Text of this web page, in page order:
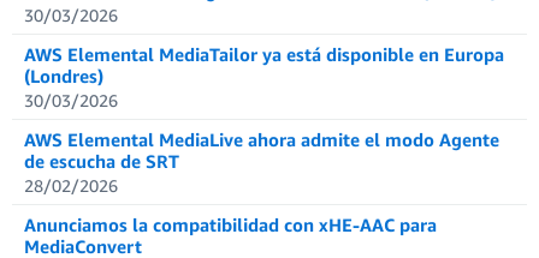
30/03/2026
AWS Elemental MediaTailor ya está disponible en Europa
(Londres)
30/03/2026
AWS Elemental MediaLive ahora admite el modo Agente
de escucha de SRT
28/02/2026
Anunciamos la compatibilidad con xHE-AAC para
MediaConvert